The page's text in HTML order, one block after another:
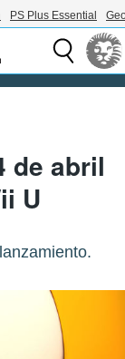
PS Plus Essential
de abril
U